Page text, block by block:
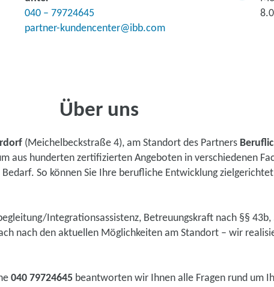
040 – 79724645
partner-kundencenter@ibb.com
Über uns
(Meichelbeckstraße 4), am Standort des Partners
aus hunderten zertifizierten Angeboten in verschiedenen
So können Sie Ihre berufliche Entwicklung
Integrationsassistenz, Betreuungskraft nach §§
nach den aktuellen Möglichkeiten am Standort – wir
040 79724645 beantworten wir Ihnen alle Fragen rund um